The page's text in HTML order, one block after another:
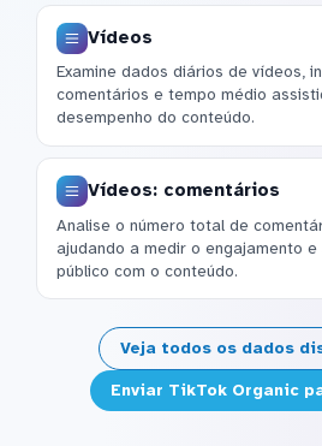
Vídeos
Examine dados diários de vídeos,
comentários e tempo médio
desempenho do conteúdo.
Vídeos: comentários
Analise o número total de
ajudando a medir o engajamento
público com o conteúdo.
Veja todos os dados
Enviar TikTok Organic